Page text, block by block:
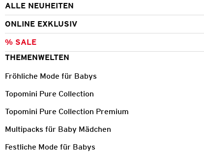
ALLE NEUHEITEN
ONLINE EXKLUSIV
% SALE
THEMENWELTEN
Fröhliche Mode für Babys
Topomini Pure Collection
Topomini Pure Collection Premium
Multipacks für Baby Mädchen
Festliche Mode für Babys